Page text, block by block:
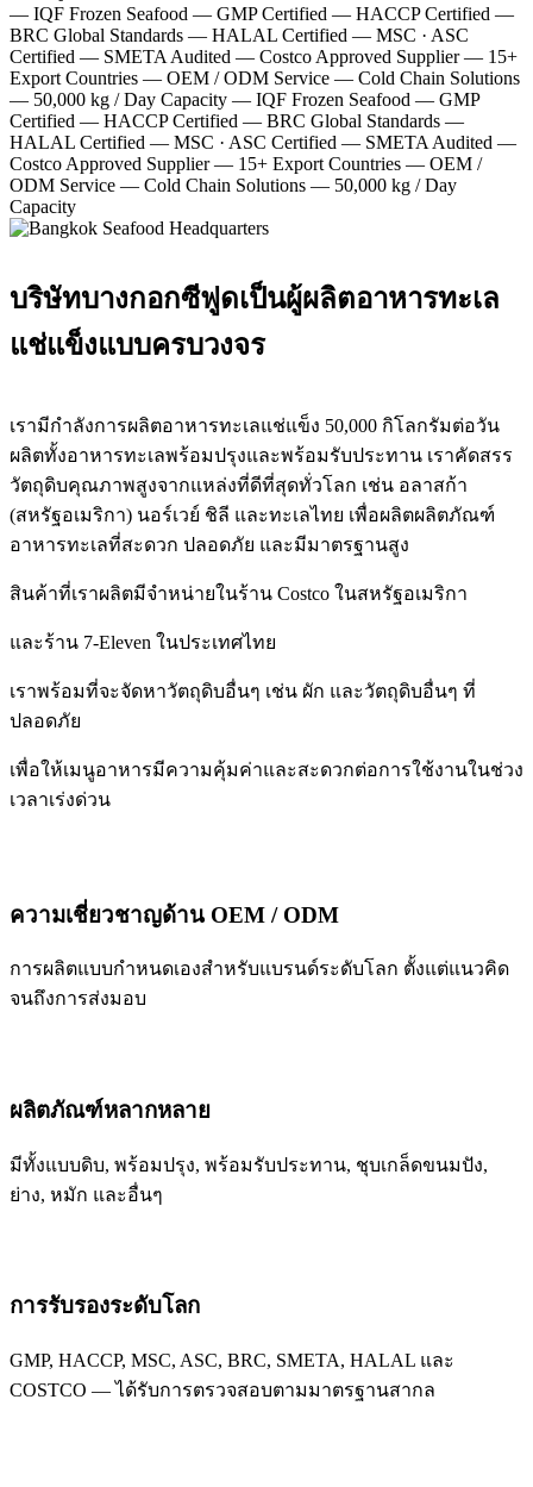
— IQF Frozen Seafood — GMP Certified — HACCP Certified —
BRC Global Standards — HALAL Certified — MSC · ASC
Certified — SMETA Audited — Costco Approved Supplier — 15+
Export Countries — OEM / ODM Service — Cold Chain Solutions
— 50,000 kg / Day Capacity — IQF Frozen Seafood — GMP
Certified — HACCP Certified — BRC Global Standards —
HALAL Certified — MSC · ASC Certified — SMETA Audited —
Costco Approved Supplier — 15+ Export Countries — OEM /
ODM Service — Cold Chain Solutions — 50,000 kg / Day
Capacity
บริษัทบางกอกซีฟูดเป็นผู้ผลิตอาหารทะเล
แช่แข็งแบบครบวงจร
เรามีกำลังการผลิตอาหารทะเลแช่แข็ง 50,000 กิโลกรัมต่อวัน
ผลิตทั้งอาหารทะเลพร้อมปรุงและพร้อมรับประทาน เราคัดสรร
วัตถุดิบคุณภาพสูงจากแหล่งที่ดีที่สุดทั่วโลก เช่น อลาสก้า
(สหรัฐอเมริกา) นอร์เวย์ ชิลี และทะเลไทย เพื่อผลิตผลิตภัณฑ์
อาหารทะเลที่สะดวก ปลอดภัย และมีมาตรฐานสูง
สินค้าที่เราผลิตมีจำหน่ายในร้าน Costco ในสหรัฐอเมริกา
และร้าน 7-Eleven ในประเทศไทย
เราพร้อมที่จะจัดหาวัตถุดิบอื่นๆ เช่น ผัก และวัตถุดิบอื่นๆ ที่
ปลอดภัย
เพื่อให้เมนูอาหารมีความคุ้มค่าและสะดวกต่อการใช้งานในช่วง
เวลาเร่งด่วน
ความเชี่ยวชาญด้าน OEM / ODM
การผลิตแบบกำหนดเองสำหรับแบรนด์ระดับโลก ตั้งแต่แนวคิด
จนถึงการส่งมอบ
ผลิตภัณฑ์หลากหลาย
มีทั้งแบบดิบ, พร้อมปรุง, พร้อมรับประทาน, ชุบเกล็ดขนมปัง,
ย่าง, หมัก และอื่นๆ
การรับรองระดับโลก
GMP, HACCP, MSC, ASC, BRC, SMETA, HALAL และ
COSTCO — ได้รับการตรวจสอบตามมาตรฐานสากล